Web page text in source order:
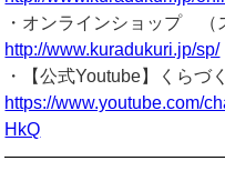
・オンラインショップ （
http://www.kuradukuri.jp/sp/
・【公式Youtube】くらづ
https://www.youtube.com/
HkQ